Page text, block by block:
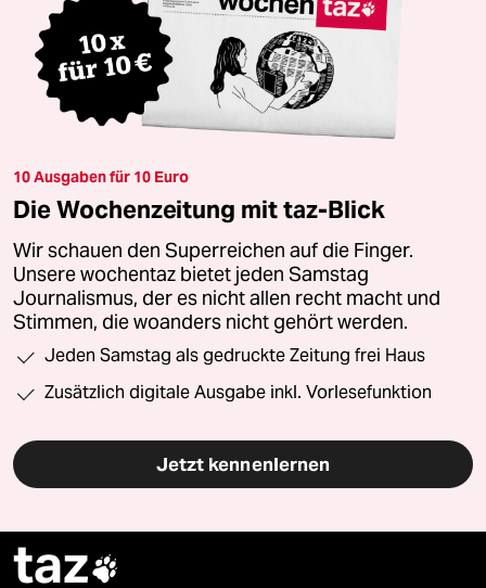
10 Ausgaben für 10 Euro
Die Wochenzeitung mit taz-Blick
Wir schauen den Superreichen auf die Finger.
Unsere wochentaz bietet jeden Samstag
Journalismus, der es nicht allen recht macht und
Stimmen, die woanders nicht gehört werden.
Jeden Samstag als gedruckte Zeitung frei Haus
Zusätzlich digitale Ausgabe inkl. Vorlesefunktion
Jetzt kennenlernen
taz